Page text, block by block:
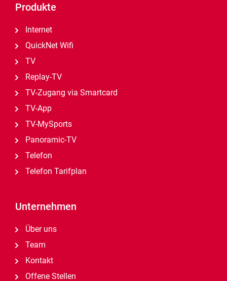
Produkte
Internet
QuickNet Wifi
TV
Replay-TV
TV-Zugang via Smartcard
TV-App
TV-MySports
Panoramic-TV
Telefon
Telefon Tarifplan
Unternehmen
Über uns
Team
Kontakt
Offene Stellen